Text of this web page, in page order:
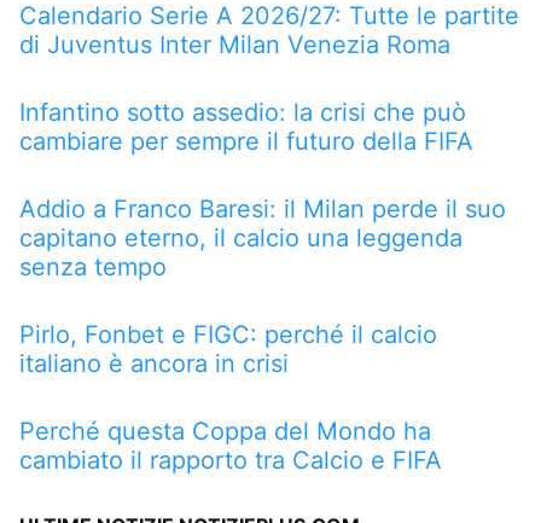
Calendario Serie A 2026/27: Tutte le partite
di Juventus Inter Milan Venezia Roma
Infantino sotto assedio: la crisi che può
cambiare per sempre il futuro della FIFA
Addio a Franco Baresi: il Milan perde il suo
capitano eterno, il calcio una leggenda
senza tempo
Pirlo, Fonbet e FIGC: perché il calcio
italiano è ancora in crisi
Perché questa Coppa del Mondo ha
cambiato il rapporto tra Calcio e FIFA